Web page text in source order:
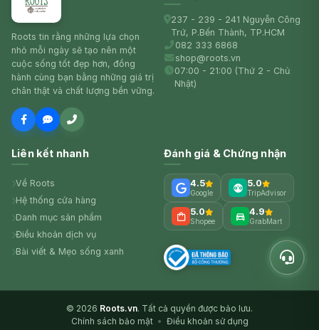
Roots tin rằng những lựa chọn
nhỏ mỗi ngày sẽ tạo nên một
cuộc sống tốt đẹp hơn, đồng
hành cùng bạn bằng những giá trị
chân thật và chất lượng bền vững.
237 - 239 - 241 Nguyễn Công
Trứ, P.Bến Thành, TP.HCM
082 333 6868
shop@roots.vn
07:00 - 21:00 (Thứ 2 - Chủ
Nhật)
Liên kết nhanh
Về Roots
Hệ thống cửa hàng
Danh mục sản phẩm
Điều khoản dịch vụ
Bài viết & Mẹo sống xanh
Đánh giá & Chứng nhận
4.5
Google
5.0
TripAdvisor
5.0
Shopee
4.9
GrabMart
© 2026 Roots.vn. Tất cả quyền được bảo lưu.
Chính sách bảo mật • Điều khoản sử dụng